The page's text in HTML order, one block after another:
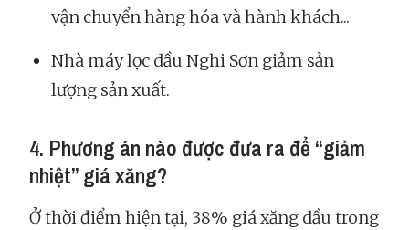
vận chuyển hàng hóa và hành khách...
Nhà máy lọc dầu Nghi Sơn giảm sản
lượng sản xuất.
4. Phương án nào được đưa ra để “giảm
nhiệt” giá xăng?
Ở thời điểm hiện tại, 38% giá xăng dầu trong